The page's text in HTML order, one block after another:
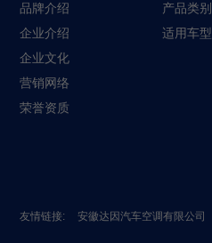
品牌介绍
企业介绍
企业文化
营销网络
荣誉资质
产品类别
适用车型
友情链接: 安徽达因汽车空调有限公司